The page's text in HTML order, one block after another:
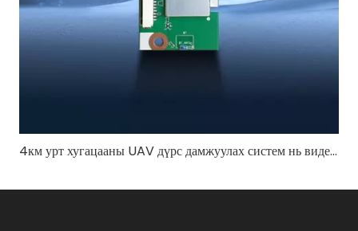
4км урт хугацааны UAV дүрс дамжуулах систем нь видеоны тогтвортой чанарыг хэрхэн хангадаг вэ?